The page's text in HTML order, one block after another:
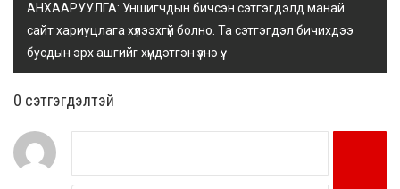
АНХААРУУЛГА: Уншигчдын бичсэн сэтгэгдэлд манай
сайт хариуцлага хүлээхгүй болно. Та сэтгэгдэл бичихдээ
бусдын эрх ашгийг хүндэтгэн үзнэ үү.
0 cэтгэгдэлтэй